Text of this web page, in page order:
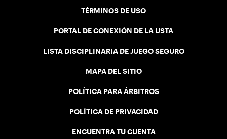
TÉRMINOS DE USO
PORTAL DE CONEXIÓN DE LA USTA
LISTA DISCIPLINARIA DE JUEGO SEGURO
MAPA DEL SITIO
POLÍTICA PARA ÁRBITROS
POLÍTICA DE PRIVACIDAD
ENCUENTRA TU CUENTA